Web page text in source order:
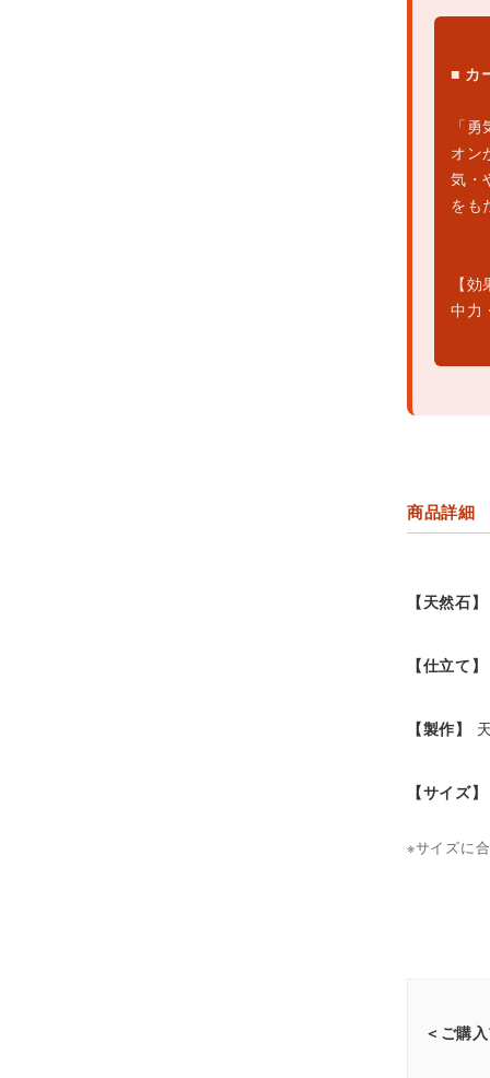
■ カ
「
オン
気・
をも
【
中力
商品詳細
【天然石】
【仕立て】
【製作】
【サイズ】
※サイズに
＜ご購